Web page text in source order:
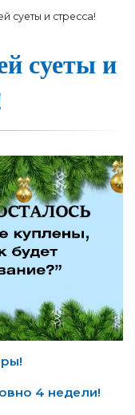
суеты и стресса!
су­е­ты и
4 недели!